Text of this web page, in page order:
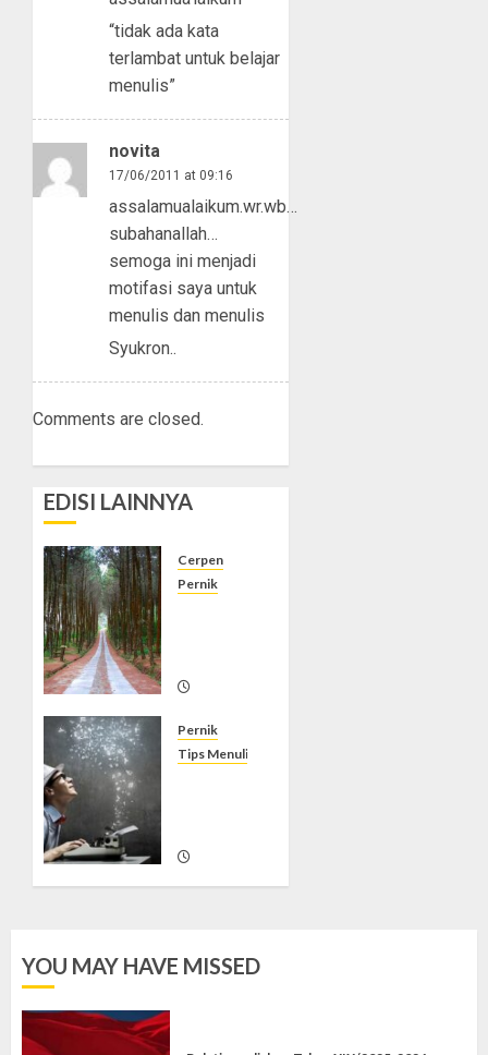
“tidak ada kata
terlambat untuk belajar
menulis”
novita
17/06/2011 at 09:16
assalamualaikum.wr.wb…
subahanallah…
semoga ini menjadi
motifasi saya untuk
menulis dan menulis
Syukron..
Comments are closed.
EDISI LAINNYA
Cerpen
Pernik
11
Pernik
Tips Menulis
YOU MAY HAVE MISSED